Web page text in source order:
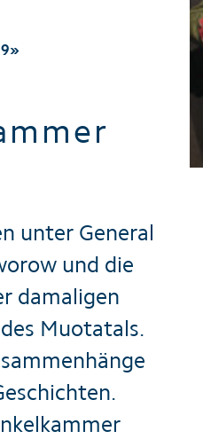
unter General
und die
damaligen
Muotatals.